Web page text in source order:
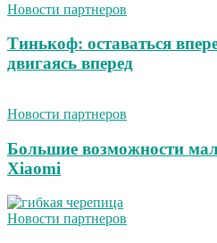
Новости партнеров
Тинькоф: оставаться
двигаясь вперед
Новости партнеров
Большие возможности
Xiaomi
Новости партнеров